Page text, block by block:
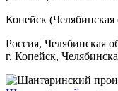
Копейск (Челябинская
Россия, Челябинская
г. Копейск,